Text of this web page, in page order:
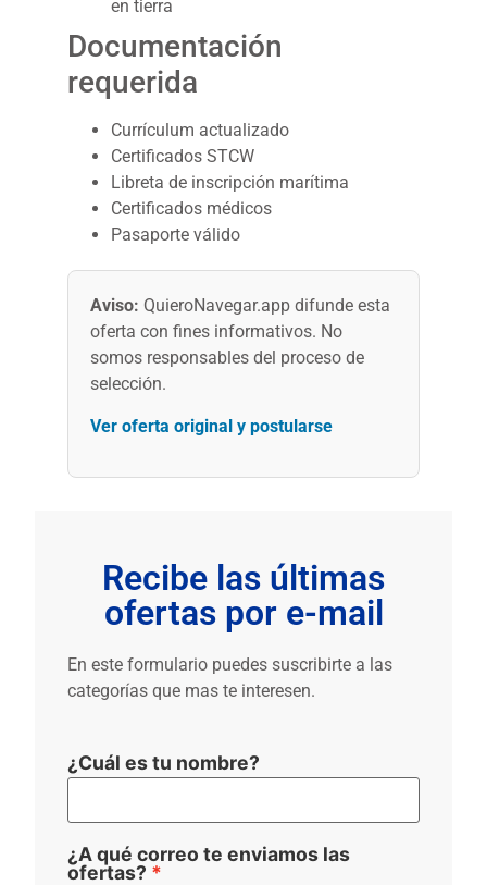
en tierra
Documentación
requerida
Currículum actualizado
Certificados STCW
Libreta de inscripción marítima
Certificados médicos
Pasaporte válido
Aviso: QuieroNavegar.app difunde esta
oferta con fines informativos. No
somos responsables del proceso de
selección.
Ver oferta original y postularse
Recibe las últimas
ofertas por e-mail
En este formulario puedes suscribirte a las
categorías que mas te interesen.
¿Cuál es tu nombre?
¿A qué correo te enviamos las
ofertas?